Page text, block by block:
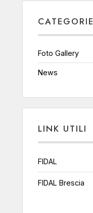
CATEGORIE
Foto Gallery
News
LINK UTILI
FIDAL
FIDAL Brescia